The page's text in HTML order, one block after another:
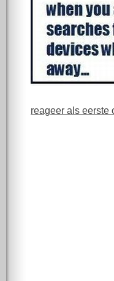
reageer als eerste